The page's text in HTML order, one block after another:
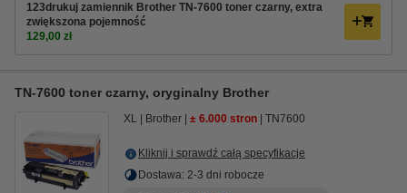
123drukuj zamiennik Brother TN-7600 toner czarny, extra
zwiększona pojemność
129,00 zł
TN-7600 toner czarny, oryginalny Brother
XL Brother ± 6.000 stron TN7600
Kliknij i sprawdź całą specyfikacje
Dostawa: 2-3 dni robocze